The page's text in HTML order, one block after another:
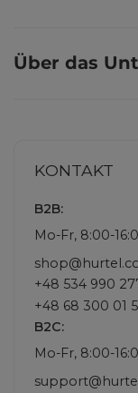
Über das
KONTAKT
B2B:
Mo-Fr, 8:00-
+48 534 990
+48 68 300 01
B2C:
Mo-Fr, 8:00-